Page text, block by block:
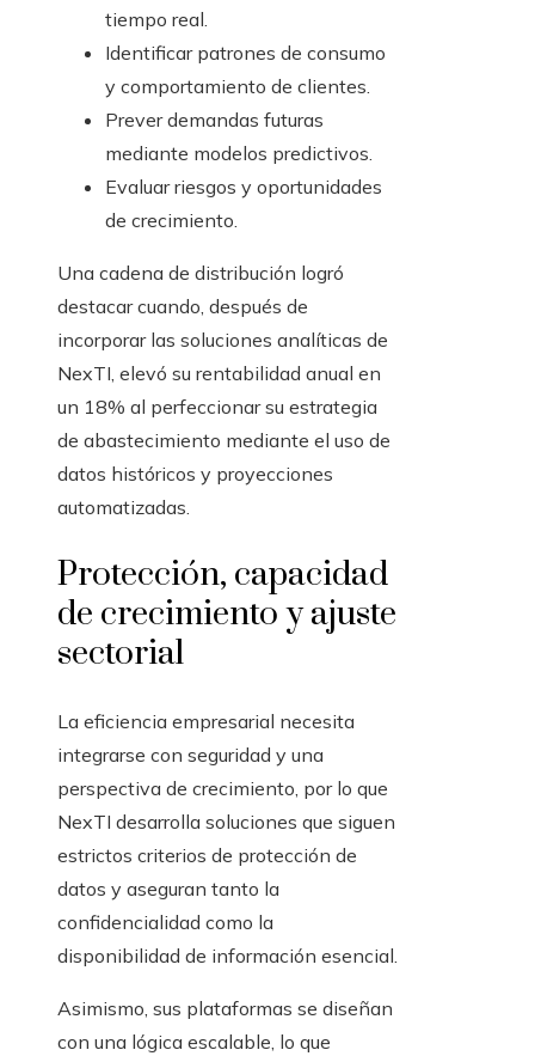
tiempo real.
Identificar patrones de consumo
y comportamiento de clientes.
Prever demandas futuras
mediante modelos predictivos.
Evaluar riesgos y oportunidades
de crecimiento.
Una cadena de distribución logró
destacar cuando, después de
incorporar las soluciones analíticas de
NexTI, elevó su rentabilidad anual en
un 18% al perfeccionar su estrategia
de abastecimiento mediante el uso de
datos históricos y proyecciones
automatizadas.
Protección, capacidad
de crecimiento y ajuste
sectorial
La eficiencia empresarial necesita
integrarse con seguridad y una
perspectiva de crecimiento, por lo que
NexTI desarrolla soluciones que siguen
estrictos criterios de protección de
datos y aseguran tanto la
confidencialidad como la
disponibilidad de información esencial.
Asimismo, sus plataformas se diseñan
con una lógica escalable, lo que